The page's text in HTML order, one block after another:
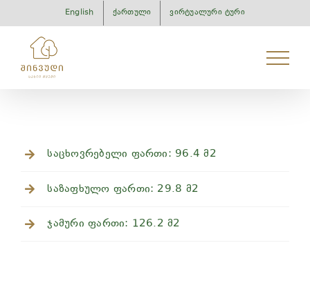
to
content
English ქართული ვირტუალური ტური
საცხოვრებელი ფართი: 96.4 მ2
საზაფხულო ფართი: 29.8 მ2
ჯამური ფართი: 126.2 მ2